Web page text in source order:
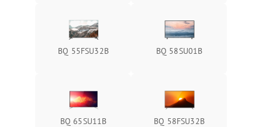
BQ 55FSU32B BQ 58SU01B
BQ 65SU11B BQ 58FSU32B